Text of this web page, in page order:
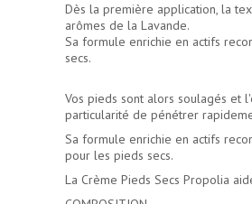
Dès la première application, la
arômes de la Lavande.
Sa formule enrichie en actifs
secs.
Vos pieds sont alors soulagés et
particularité de pénétrer
Sa formule enrichie en actifs
pour les pieds secs.
La Crème Pieds Secs Propolia